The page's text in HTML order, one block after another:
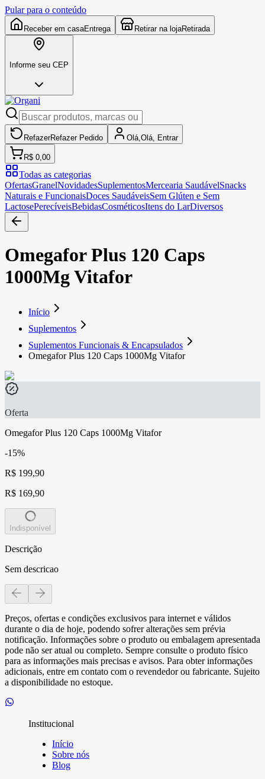
Pular para o conteúdo
Receber em casaEntrega Retirar na lojaRetirada
Informe seu CEP
RefazerRefazer Pedido Olá, Olá, Entrar
R$ 0,00
Todas as categorias
OfertasGranelNovidadesSuplementosMercearia SaudávelSnacks
Naturais e FuncionaisDoces SaudáveisSem Glúten e Sem
LactosePerecíveisBebidasCosméticosItens do LarDiversos
Omegafor Plus 120 Caps
1000Mg Vitafor
Início
Suplementos
Suplementos Funcionais & Encapsulados
Omegafor Plus 120 Caps 1000Mg Vitafor
Oferta
Omegafor Plus 120 Caps 1000Mg Vitafor
-15%
R$ 199,90
R$ 169,90
Indisponível
Descrição
Sem descricao
Preços, ofertas e condições exclusivos para internet e válidos
durante o dia de hoje, podendo sofrer alterações sem prévia
notificação. Informações sobre o produto ou embalagem apresentada
pode não ser atual ou completo. Sempre consulte o produto físico
para as informações mais precisas e avisos. Para obter informações
adicionais, entre em contato com o revendedor ou fabricante. Sujeito
a disponibilidade no estoque.
Institucional
Início
Sobre nós
Blog